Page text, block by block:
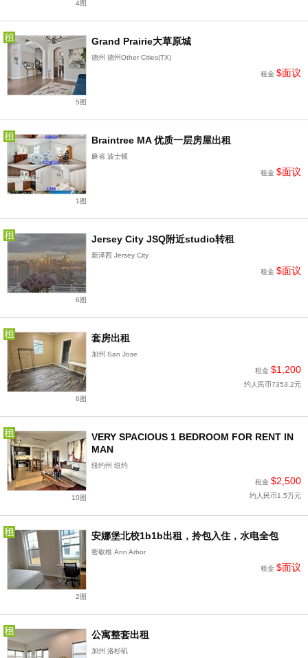
4图
5图
Grand Prairie大草原城
德州 德州Other Cities(TX)
租金 $面议
1图
Braintree MA 优质一层房屋出租
麻省 波士顿
租金 $面议
6图
Jersey City JSQ附近studio转租
新泽西 Jersey City
租金 $面议
6图
套房出租
加州 San Jose
租金 $1,200
约人民币7353.2元
10图
VERY SPACIOUS 1 BEDROOM FOR RENT IN
MAN
纽约州 纽约
租金 $2,500
约人民币1.5万元
2图
安娜堡北校1b1b出租，拎包入住，水电全包
密歇根 Ann Arbor
租金 $面议
公寓整套出租
加州 洛杉矶